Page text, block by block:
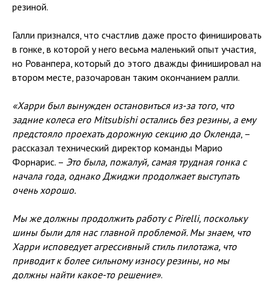
резиной.
Галли признался, что счастлив даже просто финишировать
в гонке, в которой у него весьма маленький опыт участия,
но Рованпера, который до этого дважды финишировал на
втором месте, разочарован таким окончанием ралли.
«Харри был вынужден остановиться из-за того, что
задние колеса его Mitsubishi остались без резины, а ему
предстояло проехать дорожную секцию до Окленда, –
рассказал технический директор команды Марио
Форнарис. – Это была, пожалуй, самая трудная гонка с
начала года, однако Джиджи продолжает выступать
очень хорошо.
Мы же должны продолжить работу с Pirelli, поскольку
шины были для нас главной проблемой. Мы знаем, что
Харри исповедует агрессивный стиль пилотажа, что
приводит к более сильному износу резины, но мы
должны найти какое-то решение».